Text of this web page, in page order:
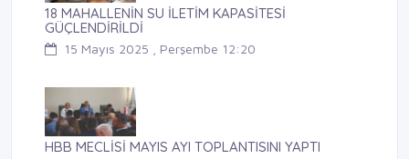
18 MAHALLENİN SU İLETİM KAPASİTESİ
GÜÇLENDİRİLDİ
15 Mayıs 2025 , Perşembe 12:20
HBB MECLİSİ MAYIS AYI TOPLANTISINI YAPTI